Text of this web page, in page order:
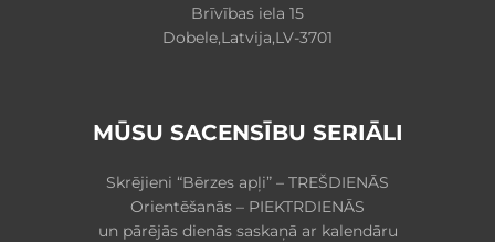
Brīvības iela 15
Dobele,Latvija,LV-3701
MŪSU SACENSĪBU SERIĀLI
Skrējieni “Bērzes apļi” – TREŠDIENĀS
Orientēšanās – PIEKTRDIENĀS
un pārējās dienās saskaņā ar kalendāru